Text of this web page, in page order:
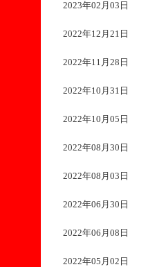
2023年02月03日
2022年12月21日
2022年11月28日
2022年10月31日
2022年10月05日
2022年08月30日
2022年08月03日
2022年06月30日
2022年06月08日
2022年05月02日